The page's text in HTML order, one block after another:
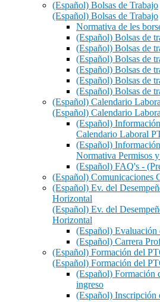
(Español) Bolsas de Trabajo
(Español) Bolsas de Trabajo
Normativa de les
(Español) Bolsas de
(Español) Bolsas de
(Español) Bolsas de
(Español) Bolsas de
(Español) Bolsas de
(Español) Bolsas de
(Español) Calendario
(Español) Calendario
(Español)
Calendario Laboral
(Español)
Normativa Permisos
(Español) FAQ's -
(Español) Comunicaciones
(Español) Ev. del
Horizontal
(Español) Ev. del
Horizontal
(Español) Evaluación
(Español) Carrera
(Español) Formación del
(Español) Formación del
(Español) Formación
ingreso
(Español) Inscripción